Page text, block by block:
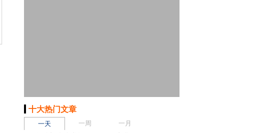
十大热门文章
一天 一周
一月